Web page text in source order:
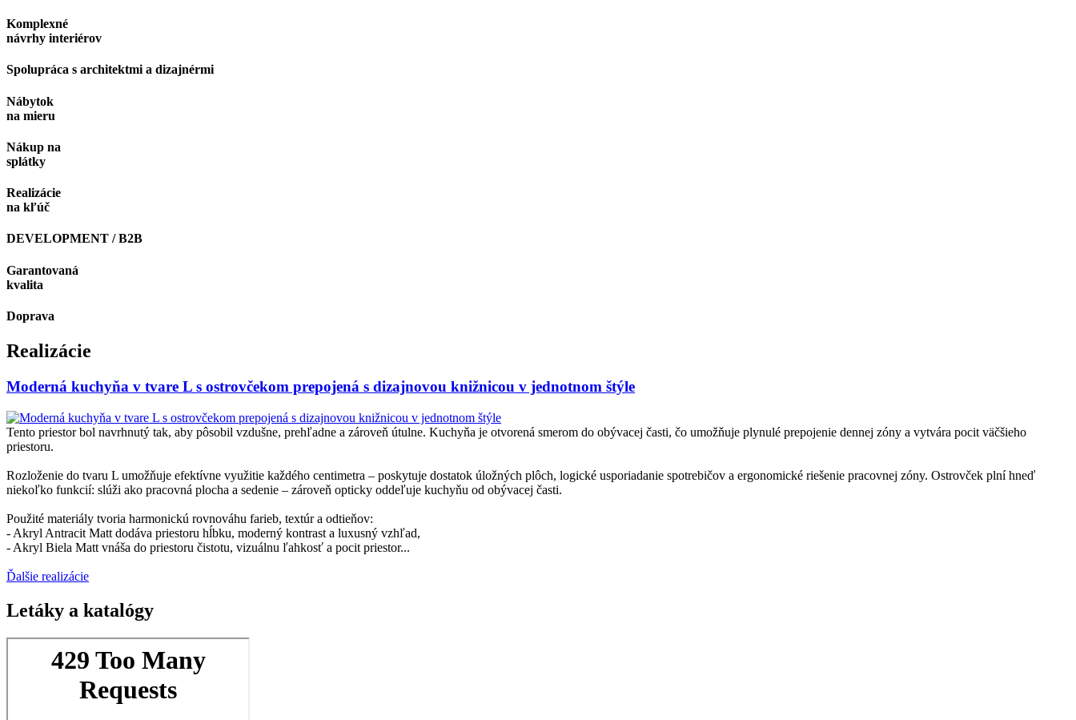
Komplexné
návrhy interiérov
Spolupráca s architektmi a dizajnérmi
Nábytok
na mieru
Nákup na
splátky
Realizácie
na kľúč
DEVELOPMENT / B2B
Garantovaná
kvalita
Doprava
Realizácie
Moderná kuchyňa v tvare L s ostrovčekom prepojená s dizajnovou knižnicou v jednotnom štýle
Tento priestor bol navrhnutý tak, aby pôsobil vzdušne, prehľadne a zároveň útulne. Kuchyňa je otvorená smerom do obývacej časti, čo umožňuje plynulé prepojenie dennej zóny a vytvára pocit väčšieho
priestoru.
Rozloženie do tvaru L umožňuje efektívne využitie každého centimetra – poskytuje dostatok úložných plôch, logické usporiadanie spotrebičov a ergonomické riešenie pracovnej zóny. Ostrovček plní hneď
niekoľko funkcií: slúži ako pracovná plocha a sedenie – zároveň opticky oddeľuje kuchyňu od obývacej časti.
Použité materiály tvoria harmonickú rovnováhu farieb, textúr a odtieňov:
- Akryl Antracit Matt dodáva priestoru hĺbku, moderný kontrast a luxusný vzhľad,
- Akryl Biela Matt vnáša do priestoru čistotu, vizuálnu ľahkosť a pocit priestor...
Ďalšie realizácie
Letáky a katalógy